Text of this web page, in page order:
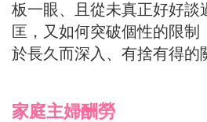
板一眼、且從未真正好好談
匡，又如何突破個性的限制
於長久而深入、有捨有得的
家庭主婦酬勞